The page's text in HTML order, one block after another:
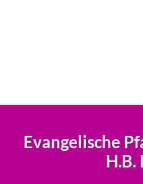
Evangelische
H.B.